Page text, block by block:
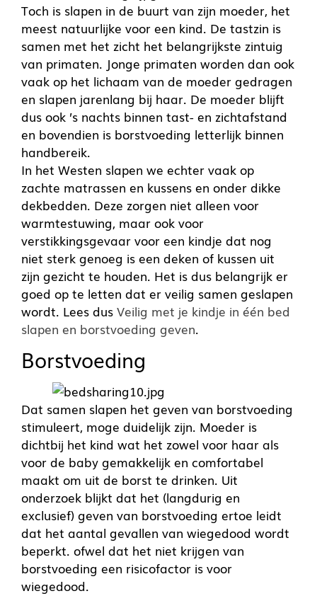
Toch is slapen in de buurt van zijn moeder, het
meest natuurlijke voor een kind. De tastzin is
samen met het zicht het belangrijkste zintuig
van primaten. Jonge primaten worden dan ook
vaak op het lichaam van de moeder gedragen
en slapen jarenlang bij haar. De moeder blijft
dus ook ’s nachts binnen tast- en zichtafstand
en bovendien is borstvoeding letterlijk binnen
handbereik.
In het Westen slapen we echter vaak op
zachte matrassen en kussens en onder dikke
dekbedden. Deze zorgen niet alleen voor
warmtestuwing, maar ook voor
verstikkingsgevaar voor een kindje dat nog
niet sterk genoeg is een deken of kussen uit
zijn gezicht te houden. Het is dus belangrijk er
goed op te letten dat er veilig samen geslapen
wordt. Lees dus Veilig met je kindje in één bed
slapen en borstvoeding geven.
Borstvoeding
Dat samen slapen het geven van borstvoeding
stimuleert, moge duidelijk zijn. Moeder is
dichtbij het kind wat het zowel voor haar als
voor de baby gemakkelijk en comfortabel
maakt om uit de borst te drinken. Uit
onderzoek blijkt dat het (langdurig en
exclusief) geven van borstvoeding ertoe leidt
dat het aantal gevallen van wiegedood wordt
beperkt. ofwel dat het niet krijgen van
borstvoeding een risicofactor is voor
wiegedood.